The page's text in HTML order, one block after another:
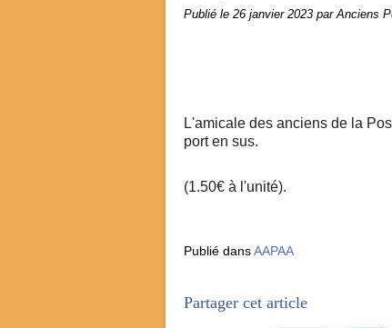
Publié le 26 janvier 2023 par Anciens
L'amicale des anciens de la
port en sus.
(1.50€ à l'unité).
Publié dansAAPAA
Partager cet article